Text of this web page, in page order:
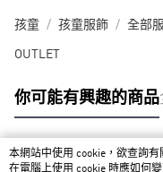
孩童 孩童服飾 全部
OUTLET
你可能有興趣的商品
熱門標籤
本網站中使用 cookie，欲查詢
在電腦上使用 cookie 時應如何